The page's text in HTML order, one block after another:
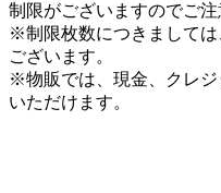
制限がございますのでご注
※制限枚数につきまして
ございます。
※物販では、現金、クレジ
いただけます。